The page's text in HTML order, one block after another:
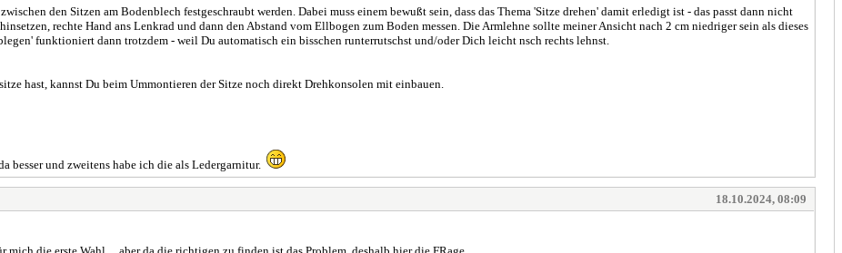
den Sitzen am Bodenblech festgeschraubt werden. Dabei muss einem bewußt sein, dass das Thema 'Sitze drehen' damit erledigt ist - das passt dann nicht
rechte Hand ans Lenkrad und dann den Abstand vom Ellbogen zum Boden messen. Die Armlehne sollte meiner Ansicht nach 2 cm niedriger sein als dieses
funktioniert dann trotzdem - weil Du automatisch ein bisschen runterrutschst und/oder Dich leicht nsch rechts lehnst.
hast, kannst Du beim Ummontieren der Sitze noch direkt Drehkonsolen mit einbauen.
besser und zweitens habe ich die als Ledergarnitur.
18.10.2024, 08:09